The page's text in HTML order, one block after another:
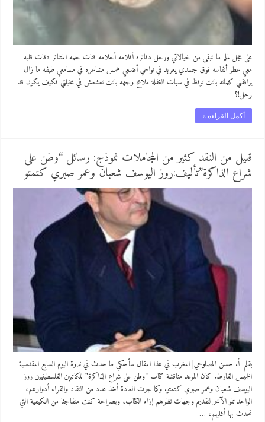
على عجل لملم ما تبقى من خيالاتي ورحل دفاتره أقلامه أحلامه فتات حلمه المتناثر دقات قلبه
معي عطر أنفاسه فوق جسدي يعربد في نواحي أضلعي همس مشاعره في مسامعي طيفه ما زال
يرافقني كلماته باتت توفظ في سبات الغفلة ملامح وجهه باتت تعشعش في مخيلتي فكيف يكون قد
رحل!؟
أكمل القراءة »
قليل من النقد كثير من المجاملات نموذج: رسائل “وطن على
شراع الذاكرة”تأليف:روز اليوسف شعبان وعمر صبري كتمتو
بقلم: أ. حسن المصلوحي| المغرب في هذا المقال سأحكي ما حدث في ندوة اليوم السابع المقدسية
الخميس الفارط. كان الموعد مناقشة كتاب “وطن على شراع الذاكرة” للكاتبين الفلسطينيين روز
اليوسف شعبان وعمر صبري كتمتو. وكما جرت العادة أخذ عدد من النقاد والقراء أدوارهم،
الواحد تلو الآخر لتقديم وجهات نظرهم إزاء الكتاب، وبصراحة كنت متفاجئا من الكيفية التي
تحدث بها أغلبهم، …